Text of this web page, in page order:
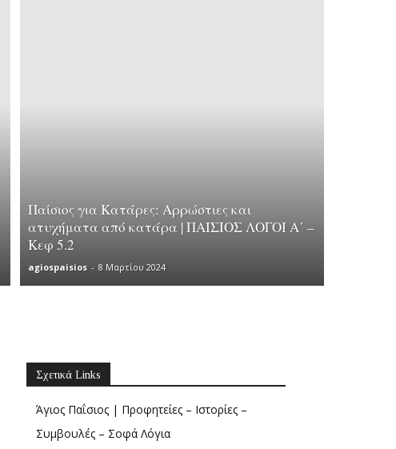
Παίσιος για Κατάρες: Αρρώστιες και
ατυχήματα από κατάρα | ΠΑΙΣΙΟΣ ΛΟΓΟΙ Α΄ –
Κεφ 5.2
agiospaisios - 8 Μαρτίου 2024
Σχετικά Links
Άγιος Παΐσιος | Προφητείες – Ιστορίες –
Συμβουλές – Σοφά Λόγια